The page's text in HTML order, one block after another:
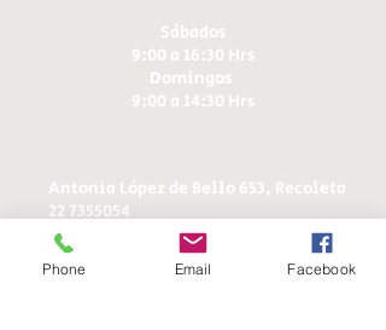
Sábados
9:00 a 16:30 Hrs
Domingos
9:00 a 14:30 Hrs
Antonia López de Bello 653, Recoleta
22 7355054
22 7375725
+56 9 75224598
ducereposteria@gmail.com
Phone Email Facebook